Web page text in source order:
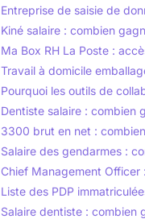
Entreprise de saisie de
Kiné salaire : combien
Ma Box RH La Poste :
Travail à domicile
Pourquoi les outils de
Dentiste salaire : combien
3300 brut en net :
Salaire des gendarmes :
Chief Management
Liste des PDP
Salaire dentiste : combien